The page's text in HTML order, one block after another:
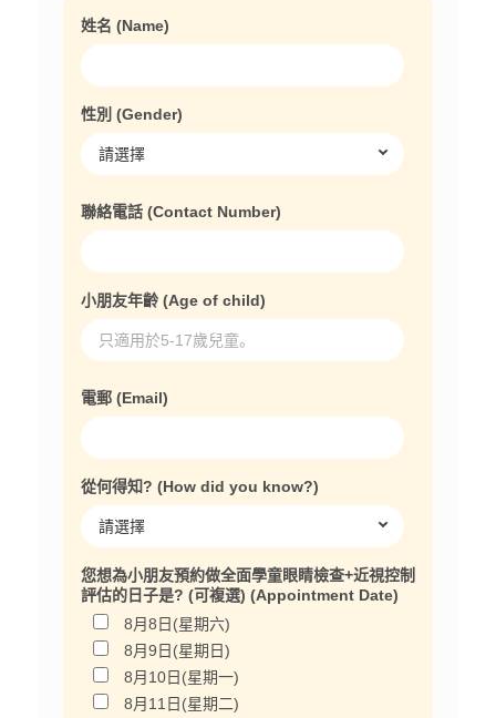
姓名 (Name)
性別 (Gender)
聯絡電話 (Contact Number)
小朋友年齡 (Age of child)
電郵 (Email)
從何得知? (How did you know?)
您想為小朋友預約做全面學童眼睛檢查+近視控制
評估的日子是? (可複選) (Appointment Date)
8月8日(星期六)
8月9日(星期日)
8月10日(星期一)
8月11日(星期二)